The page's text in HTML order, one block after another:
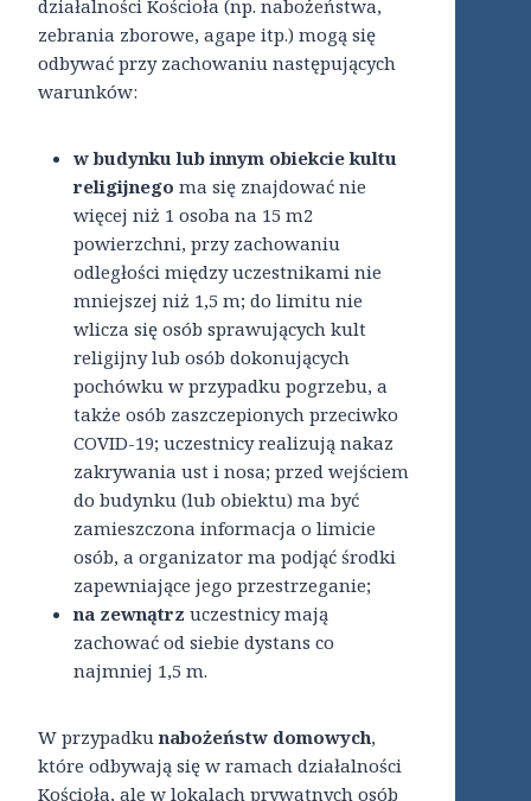
działalności Kościoła (np. nabożeństwa,
zebrania zborowe, agape itp.) mogą się
odbywać przy zachowaniu następujących
warunków:
w budynku lub innym obiekcie kultu
religijnego ma się znajdować nie
więcej niż 1 osoba na 15 m2
powierzchni, przy zachowaniu
odległości między uczestnikami nie
mniejszej niż 1,5 m; do limitu nie
wlicza się osób sprawujących kult
religijny lub osób dokonujących
pochówku w przypadku pogrzebu, a
także osób zaszczepionych przeciwko
COVID-19; uczestnicy realizują nakaz
zakrywania ust i nosa; przed wejściem
do budynku (lub obiektu) ma być
zamieszczona informacja o limicie
osób, a organizator ma podjąć środki
zapewniające jego przestrzeganie;
na zewnątrz uczestnicy mają
zachować od siebie dystans co
najmniej 1,5 m.
W przypadkunabożeństw domowych,
które odbywają się w ramach działalności
Kościoła, ale w lokalach prywatnych osób